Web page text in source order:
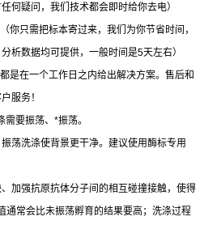
何疑问，我们技术都会即时给你去电）
你只需把标本寄过来，我们为你节省时间，
析数据均可提供，一般时间是5天左右）
是在一个工作日之内给出解决方案。售后和
服务！
要振荡、 *振荡。
荡洗涤使背景更干净。建议使用酶标专用
加强抗原抗体分子间的相互碰撞接触，使得
通常会比未振荡孵育的结果要高；洗涤过程